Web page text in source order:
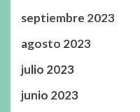
septiembre 2023
agosto 2023
julio 2023
junio 2023